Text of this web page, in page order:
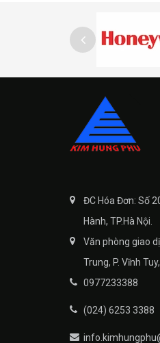
ĐC Hóa Đơn: Số
Hành, TP.Hà Nội.
Văn phòng giao
Trung, P. Vĩnh
0977233388
(024) 6253 3388